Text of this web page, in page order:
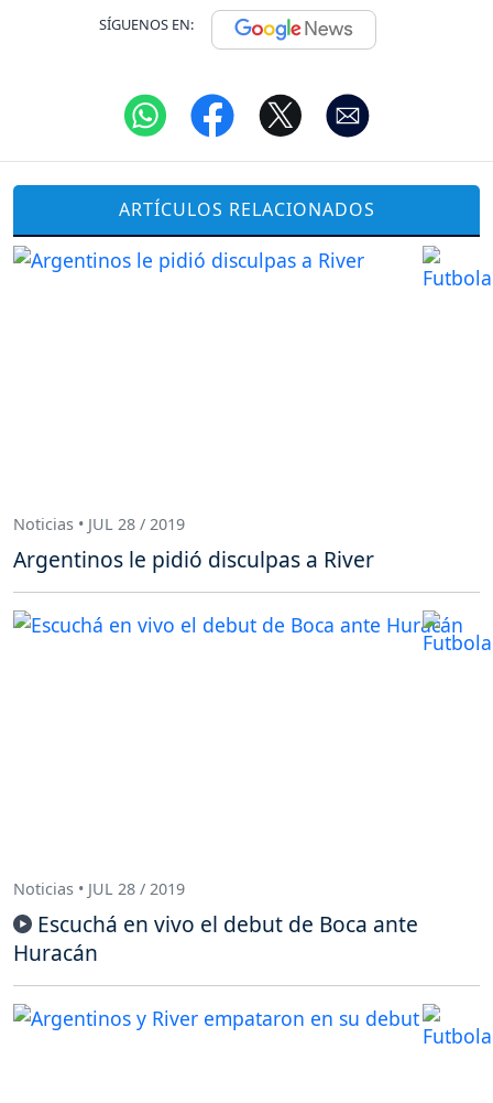
SÍGUENOS EN:
ARTÍCULOS RELACIONADOS
Noticias • JUL 28 / 2019
Argentinos le pidió disculpas a River
Noticias • JUL 28 / 2019
Escuchá en vivo el debut de Boca ante
Huracán